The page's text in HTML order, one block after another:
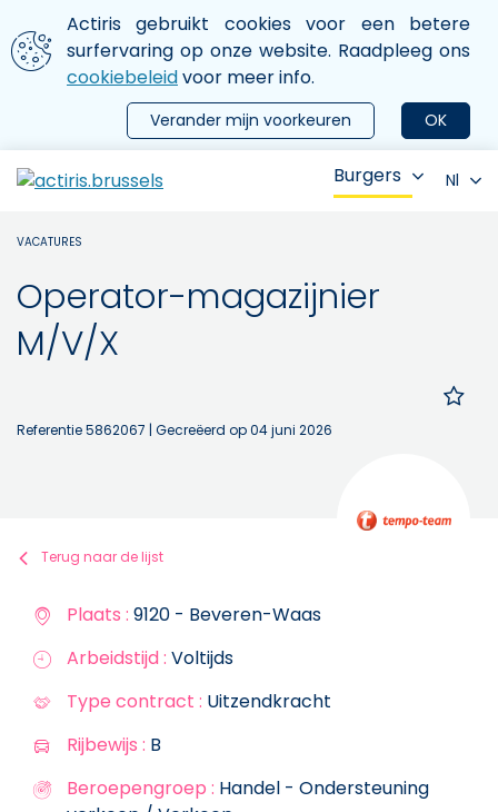
Aller au contenu principal
We gebruiken cookies
Actiris gebruikt cookies voor een betere
surfervaring op onze website. Raadpleeg ons
cookiebeleidvoor meer info.
OK
Verander mijn voorkeuren
le menu
Burgers Nl
VACATURES
Operator-magazijnier
M/V/X
Referentie 5862067 | Gecreëerd op 04 juni 2026
Terug naar de lijst
Plaats : 9120 - Beveren-Waas
Arbeidstijd : Voltijds
Type contract : Uitzendkracht
Rijbewijs : B
Beroepengroep : Handel - Ondersteuning